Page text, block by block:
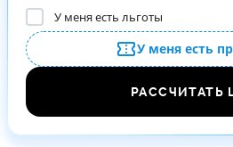
У меня есть
У меня есть льготы
РАССЧИТАТЬ